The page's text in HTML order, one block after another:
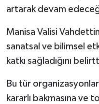
artarak devam
Manisa Valisi
sanatsal ve bilimsel
katkı sağladığını
Bu tür
kararlı bakmasına ve